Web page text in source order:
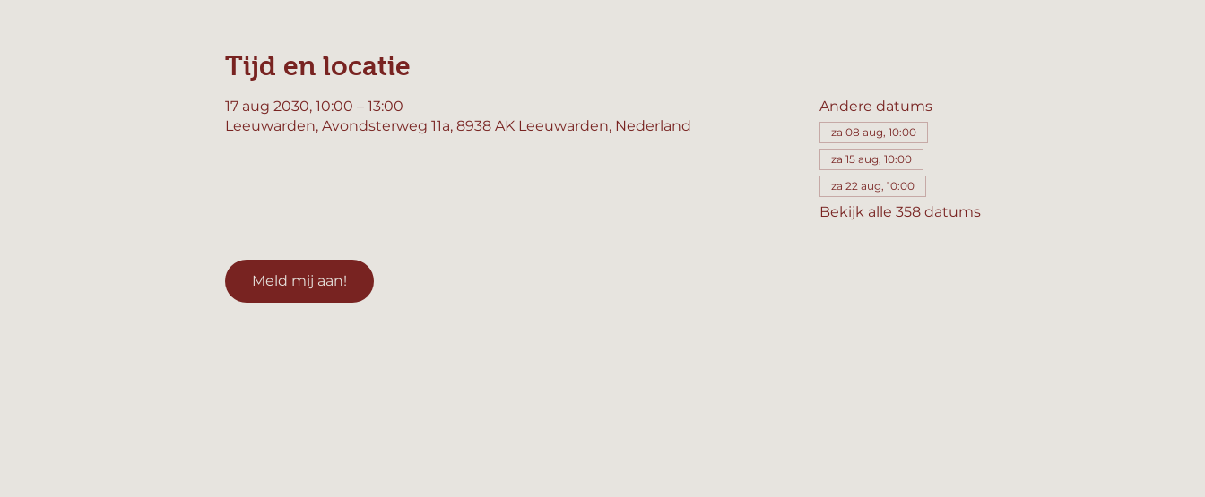
Tijd en locatie
17 aug 2030, 10:00 – 13:00
Leeuwarden, Avondsterweg 11a, 8938 AK Leeuwarden, Nederland
Andere datums
za 08 aug, 10:00
za 15 aug, 10:00
za 22 aug, 10:00
Bekijk alle 358 datums
Meld mij aan!